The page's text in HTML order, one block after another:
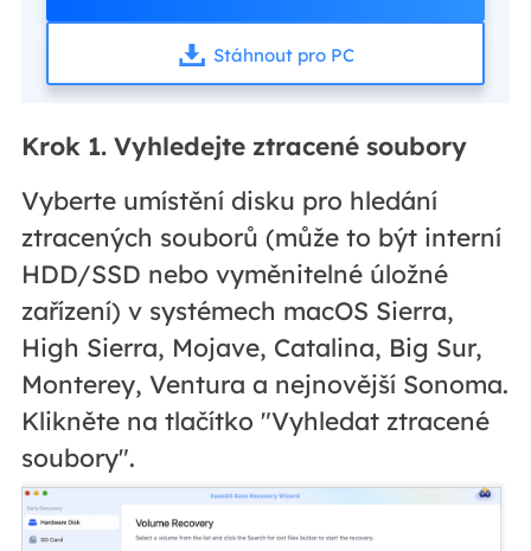
Stáhnout pro PC
Krok 1. Vyhledejte ztracené soubory
Vyberte umístění disku pro hledání
ztracených souborů (může to být interní
HDD/SSD nebo vyměnitelné úložné
zařízení) v systémech macOS Sierra,
High Sierra, Mojave, Catalina, Big Sur,
Monterey, Ventura a nejnovější Sonoma.
Klikněte na tlačítko "Vyhledat ztracené
soubory".